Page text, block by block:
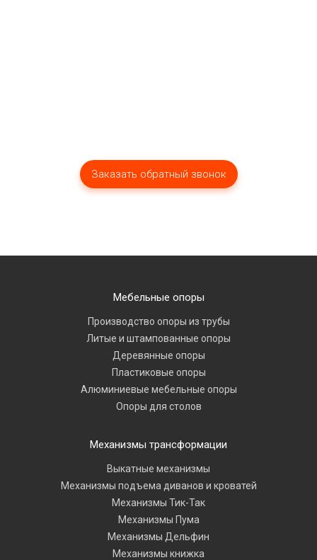
Мебельные опоры
Производство опоры из трубы
Литые и штампованные опоры
Деревянные опоры
Пластиковые опоры
Алюминиевые мебельные опоры
Опоры для столов
Механизмы трансформации
Выкатные механизмы
Механизмы подъема диванов и кроватей
Механизмы Тик-Так
Механизмы Пума
Механизмы Дельфин
Механизмы книжка